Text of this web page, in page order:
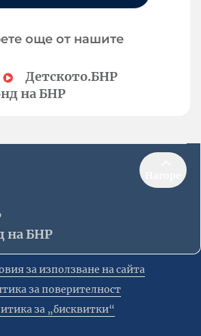
още от нашите
Детското.БНР
на БНР
на БНР
за използване на сайта
за поверителност
за „бисквитки“